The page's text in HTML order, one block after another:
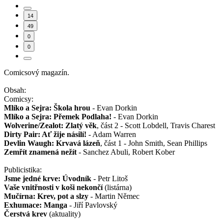
14
49
0
0
Comicsový magazín.
Obsah:
Comicsy:
Mlíko a Sejra: Škola hrou - Evan Dorkin
Mlíko a Sejra: Přemek Podlaha! - Evan Dorkin
Wolverine/Zealot: Zlatý věk, část 2 - Scott Lobdell, Travis Charest
Dirty Pair: Ať žije násilí! - Adam Warren
Devlin Waugh: Krvavá lázeň, část 1 - John Smith, Sean Phillips
Zemřít znamená nežít - Sanchez Abuli, Robert Kober
Publicistika:
Jsme jedné krve: Úvodník - Petr Litoš
Vaše vnitřnosti v koši nekončí(listárna)
Mučírna: Krev, pot a slzy - Martin Němec
Exhumace: Manga - Jiří Pavlovský
Čerstvá krev (aktuality)